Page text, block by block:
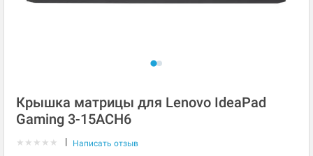
Крышка матрицы для Lenovo IdeaPad
Gaming 3-15ACH6
★ ★ ★ ★ ★ | Написать отзыв